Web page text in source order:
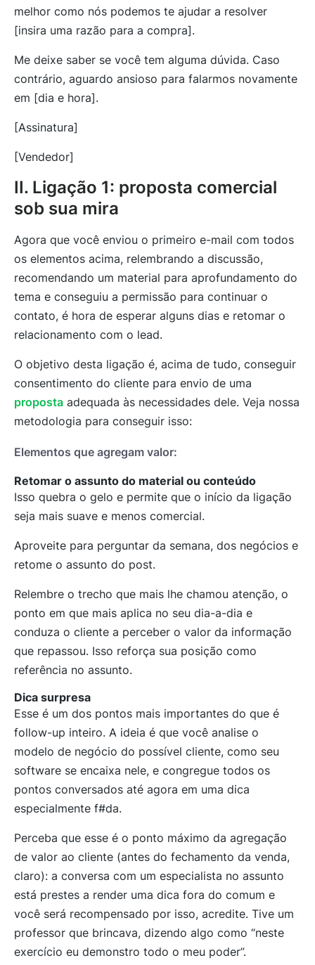
melhor como nós podemos te ajudar a resolver
[insira uma razão para a compra].
Me deixe saber se você tem alguma dúvida. Caso
contrário, aguardo ansioso para falarmos novamente
em [dia e hora].
[Assinatura]
[Vendedor]
II. Ligação 1: proposta comercial
sob sua mira
Agora que você enviou o primeiro e-mail com todos
os elementos acima, relembrando a discussão,
recomendando um material para aprofundamento do
tema e conseguiu a permissão para continuar o
contato, é hora de esperar alguns dias e retomar o
relacionamento com o lead.
O objetivo desta ligação é, acima de tudo, conseguir
consentimento do cliente para envio de uma
proposta adequada às necessidades dele. Veja nossa
metodologia para conseguir isso:
Elementos que agregam valor:
Retomar o assunto do material ou conteúdo
Isso quebra o gelo e permite que o início da ligação
seja mais suave e menos comercial.
Aproveite para perguntar da semana, dos negócios e
retome o assunto do post.
Relembre o trecho que mais lhe chamou atenção, o
ponto em que mais aplica no seu dia-a-dia e
conduza o cliente a perceber o valor da informação
que repassou. Isso reforça sua posição como
referência no assunto.
Dica surpresa
Esse é um dos pontos mais importantes do que é
follow-up inteiro. A ideia é que você analise o
modelo de negócio do possível cliente, como seu
software se encaixa nele, e congregue todos os
pontos conversados até agora em uma dica
especialmente f#da.
Perceba que esse é o ponto máximo da agregação
de valor ao cliente (antes do fechamento da venda,
claro): a conversa com um especialista no assunto
está prestes a render uma dica fora do comum e
você será recompensado por isso, acredite. Tive um
professor que brincava, dizendo algo como “neste
exercício eu demonstro todo o meu poder”.